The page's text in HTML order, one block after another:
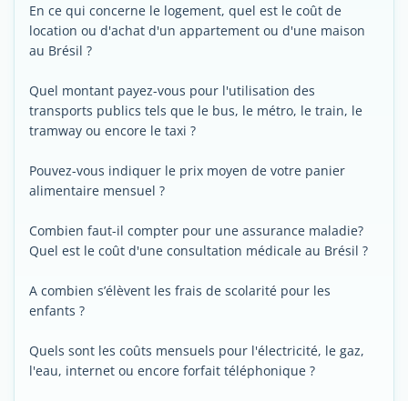
En ce qui concerne le logement, quel est le coût de
location ou d'achat d'un appartement ou d'une maison
au Brésil ?
Quel montant payez-vous pour l'utilisation des
transports publics tels que le bus, le métro, le train, le
tramway ou encore le taxi ?
Pouvez-vous indiquer le prix moyen de votre panier
alimentaire mensuel ?
Combien faut-il compter pour une assurance maladie?
Quel est le coût d'une consultation médicale au Brésil ?
A combien s’élèvent les frais de scolarité pour les
enfants ?
Quels sont les coûts mensuels pour l'électricité, le gaz,
l'eau, internet ou encore forfait téléphonique ?